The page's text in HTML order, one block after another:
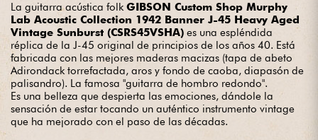
La guitarra acústica folk GIBSON Custom Shop Murphy
Lab Acoustic Collection 1942 Banner J-45 Heavy Aged
Vintage Sunburst (CSRS45VSHA) es una espléndida
réplica de la J-45 original de principios de los años 40. Está
fabricada con las mejores maderas macizas (tapa de abeto
Adirondack torrefactada, aros y fondo de caoba, diapasón de
palisandro). La famosa "guitarra de hombro redondo".
Es una belleza que despierta las emociones, dándole la
sensación de estar tocando un auténtico instrumento vintage
que ha mejorado con el paso de las décadas.